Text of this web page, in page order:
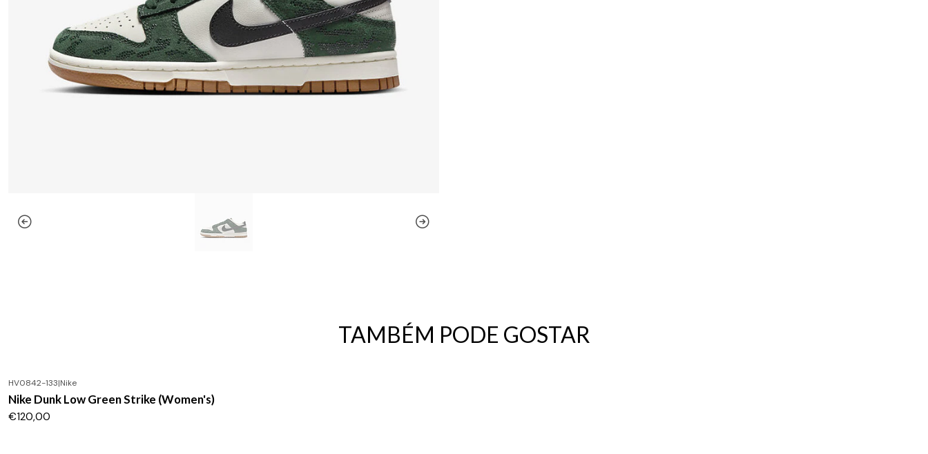
TAMBÉM PODE GOSTAR
HV0842-133|Nike
Nike Dunk Low Green Strike (Women's)
€120,00